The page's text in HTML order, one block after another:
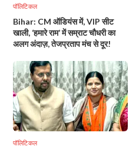
पॉलिटिकल
Bihar: CM ऑडियंस में, VIP सीट
खाली, ‘हमारे राम’ में सम्राट चौधरी का
अलग अंदाज़, तेजप्रताप मंच से दूर!
पॉलिटिकल